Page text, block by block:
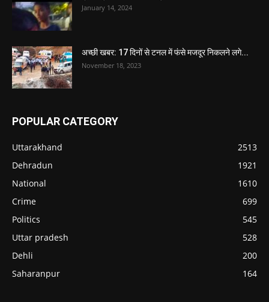
January 14, 2024
अच्छी खबर: 17 दिनों से टनल में फंसे मजदूर निकलने लगे...
November 18, 2023
POPULAR CATEGORY
Uttarakhand
2513
Dehradun
1921
National
1610
Crime
699
Politics
545
Uttar pradesh
528
Dehli
200
Saharanpur
164